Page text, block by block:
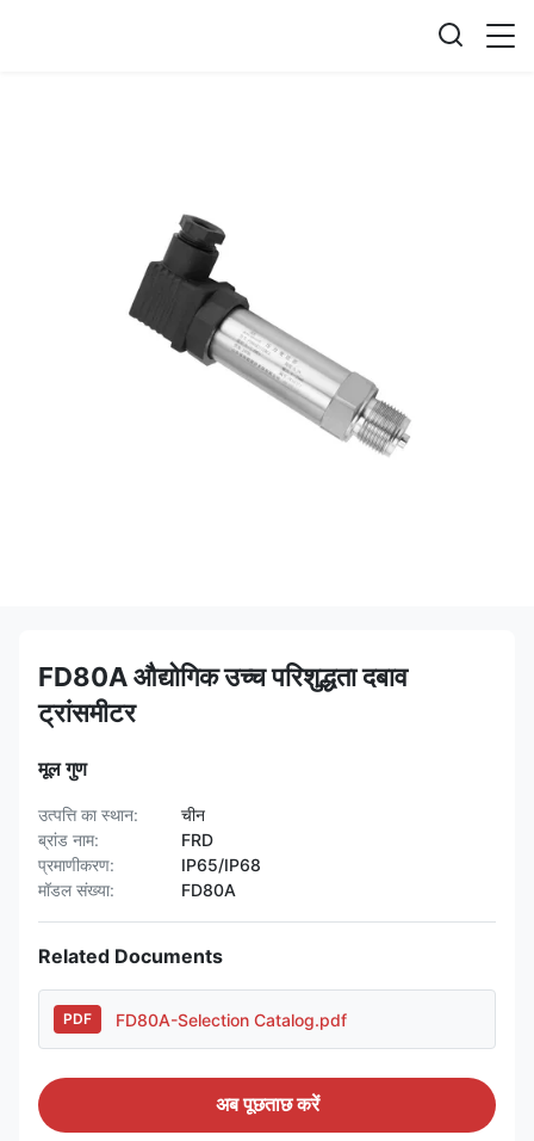
FD80A औद्योगिक उच्च परिशुद्धता दबाव
ट्रांसमीटर
मूल गुण
उत्पत्ति का स्थान:
चीन
ब्रांड नाम:
FRD
प्रमाणीकरण:
IP65/IP68
मॉडल संख्या:
FD80A
Related Documents
PDF FD80A-Selection Catalog.pdf
अब पूछताछ करें